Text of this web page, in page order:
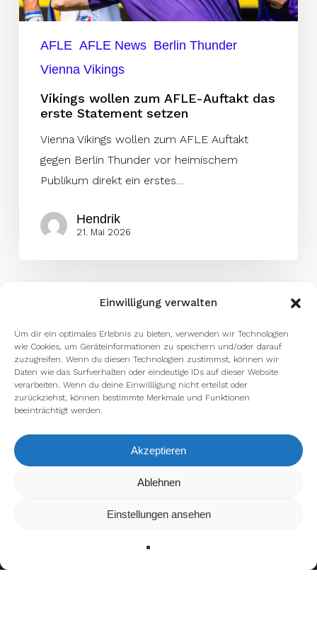
Einwilligung verwalten
Um dir ein optimales Erlebnis zu bieten, verwenden wir Technologien
wie Cookies, um Geräteinformationen zu speichern und/oder darauf
zuzugreifen. Wenn du diesen Technologien zustimmst, können wir
Daten wie das Surfverhalten oder eindeutige IDs auf dieser Website
verarbeiten. Wenn du deine Einwillligung nicht erteilst oder
zurückziehst, können bestimmte Merkmale und Funktionen
beeinträchtigt werden.
Akzeptieren
Ablehnen
Einstellungen ansehen
Statement
setzen
AFLE AFLE News Berlin Thunder
Vienna Vikings
Vikings wollen zum AFLE-Auftakt das
erste Statement setzen
Vienna Vikings wollen zum AFLE Auftakt
gegen Berlin Thunder vor heimischem
Publikum direkt ein erstes…
Hendrik
21. Mai 2026
Wir verwenden Cookies, um dir die bestmögliche Erfahrung auf
kannst du erfahren, welche Cookies wir
verwenden oder sie ausschalten.